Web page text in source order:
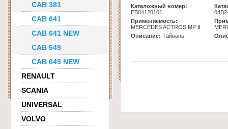
CAB 381
CAB 641
CAB 641 NEW
CAB 649
CAB 649 NEW
RENAULT
SCANIA
UNIVERSAL
VOLVO
Каталожный номер:
EB04120101
Применяемость:
MERCEDES ACTROS MP II
Описание: Тайвань